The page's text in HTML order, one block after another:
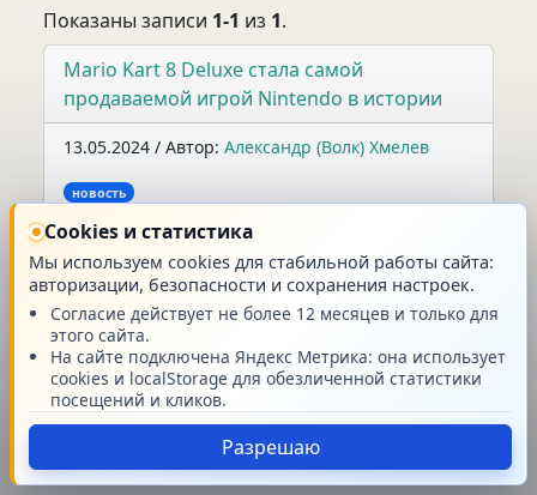
Показаны записи 1-1 из 1.
Mario Kart 8 Deluxe стала самой
продаваемой игрой Nintendo в истории
13.05.2024 / Автор: Александр (Волк) Хмелев
новость
На странице:
Главная
© Stream42 v.2026.08
Cookies и статистика
Мы используем cookies для стабильной работы сайта:
авторизации, безопасности и сохранения настроек.
Согласие действует не более 12 месяцев и только для
этого сайта.
На сайте подключена Яндекс Метрика: она использует
cookies и localStorage для обезличенной статистики
посещений и кликов.
Разрешаю